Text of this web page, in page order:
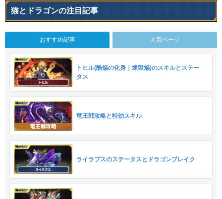
猫とドラゴンの注目記事
おすすめ記事 人気ページ
トヒル(酷焔の化身｜煉獄焔)のスキルとステー
タス
竜王戦攻略と特効スキル
ライラプスのステータスとドラゴンブレイク